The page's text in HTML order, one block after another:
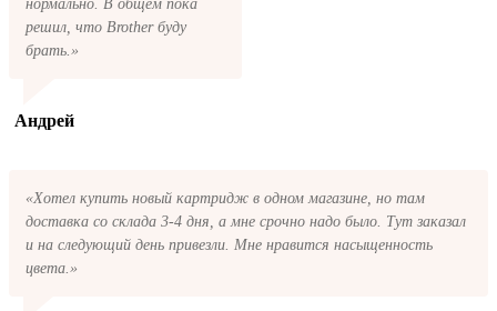
нормально. В общем пока
решил, что Brother буду
брать.»
Андрей
«Хотел купить новый картридж в одном магазине, но там
доставка со склада 3-4 дня, а мне срочно надо было. Тут заказал
и на следующий день привезли. Мне нравится насыщенность
цвета.»